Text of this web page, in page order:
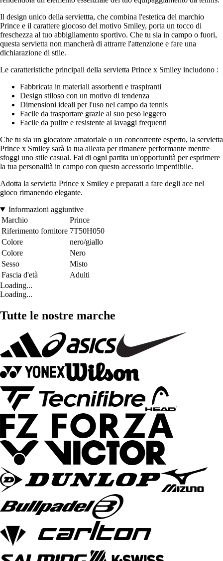
Il design unico della serviettta, che combina l'estetica del marchio
Prince e il carattere giocoso del motivo Smiley, porta un tocco di
freschezza al tuo abbigliamento sportivo. Che tu sia in campo o fuori,
questa servietta non mancherà di attrarre l'attenzione e fare una
dichiarazione di stile.
Le caratteristiche principali della servietta Prince x Smiley includono :
Fabbricata in materiali assorbenti e traspiranti
Design stiloso con un motivo di tendenza
Dimensioni ideali per l'uso nel campo da tennis
Facile da trasportare grazie al suo peso leggero
Facile da pulire e resistente ai lavaggi frequenti
Che tu sia un giocatore amatoriale o un concorrente esperto, la servietta
Prince x Smiley sarà la tua alleata per rimanere performante mentre
sfoggi uno stile casual. Fai di ogni partita un'opportunità per esprimere
la tua personalità in campo con questo accessorio imperdibile.
Adotta la servietta Prince x Smiley e preparati a fare degli ace nel
gioco rimanendo elegante.
Informazioni aggiuntive
Marchio
Prince
Riferimento fornitore 7T50H050
Colore
nero/giallo
Colore
Nero
Sesso
Misto
Fascia d'età
Adulti
Loading...
Loading...
Tutte le nostre marche